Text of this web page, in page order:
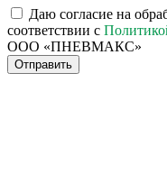
Даю согласие на
соответствии с
ООО «ПНЕВМАКС»
Отправить